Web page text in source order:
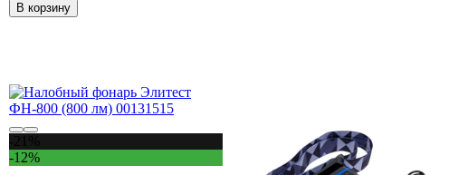
В корзину
-12%